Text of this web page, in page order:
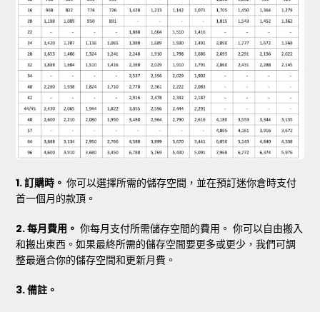
1. 訂購時。你可以選擇所需的儲存空間，並在預訂迷你倉時支付
首一個月的款頂。
2. 每月費用。 你每月支付所需儲存空間的費用。 你可以自由搬入
和搬出東西。如果最終所需的儲存空間要更多或更少，我們可調
整最適合你的儲存空間和更新月費。
3. 備註。